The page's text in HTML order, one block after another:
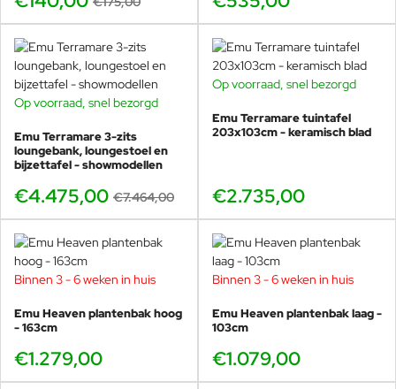
Sfeer & uitstraling
Prachtig in mediterrane en moderne tuinen
Vergrijst mooi voor een authentieke look
Combineert prachtig met natuursteen en
keramiek
Diepe loungezit voor echte ontspanning
Stevige, stabiele constructie
Ideaal bij een salontafel of bijzettafel
Perfect als los statement of in set
Een loungestoel die rust brengt in zowel
vorm als materiaal.
BUNDELKORTING
-40%
Op voorraad, snel bezorgd
Emu Terramare 3-zits
loungebank, loungestoel en
bijzettafel - showmodellen
€4.475,00 €7.464,00
Op voorraad, snel bezorgd
Emu Terramare tuintafel
203x103cm - keramisch blad
€2.735,00
Binnen 3 - 6 weken in huis
Emu Heaven plantenbak hoog
- 163cm
€1.279,00
Binnen 3 - 6 weken in huis
Emu Heaven plantenbak laag -
103cm
€1.079,00